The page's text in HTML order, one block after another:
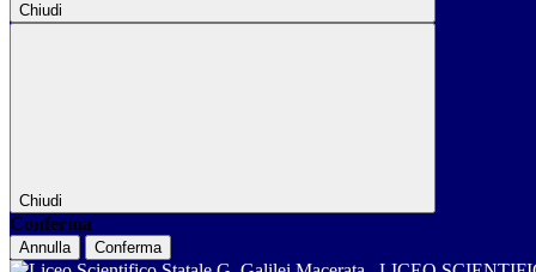
Chiudi
Chiudi
Conferma
Annulla Conferma